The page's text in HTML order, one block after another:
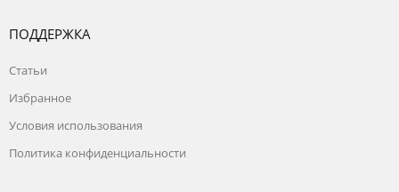
ПОДДЕРЖКА
Статьи
Избранное
Условия использования
Политика конфиденциальности